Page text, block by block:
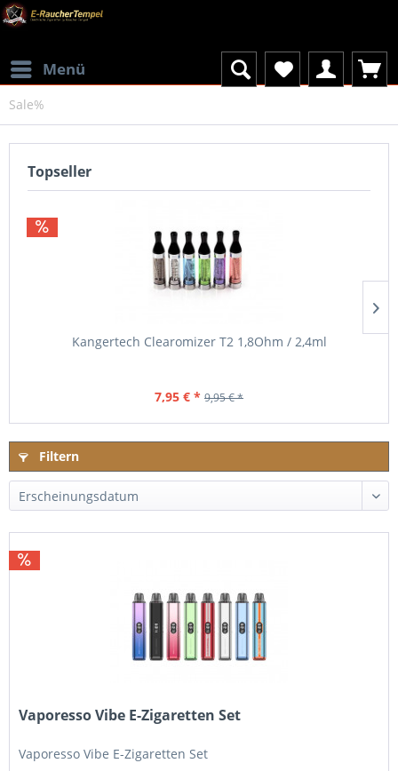
Menü
Sale%
Topseller
Kangertech Clearomizer T2 1,8Ohm / 2,4ml
7,95 € * 9,95 € *
Filtern
Vaporesso Vibe E-Zigaretten Set
Vaporesso Vibe E-Zigaretten Set